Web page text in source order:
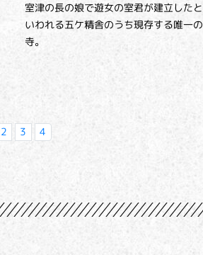
室津の長の娘で遊女の室君が建立したと
いわれる五ケ精舎のうち現存する唯一の
寺。
2 3 4